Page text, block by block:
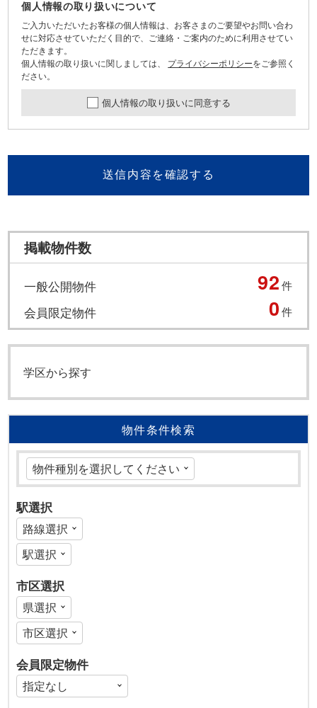
個人情報の取り扱いについて
ご入力いただいたお客様の個人情報は、お客さまのご要望やお問い合わ
せに対応させていただく目的で、ご連絡・ご案内のために利用させてい
ただきます。
個人情報の取り扱いに関しましては、 プライバシーポリシーをご参照く
ださい。
個人情報の取り扱いに同意する
送信内容を確認する
掲載物件数
一般公開物件 92件
会員限定物件 0件
学区から探す
物件条件検索
駅選択
市区選択
会員限定物件